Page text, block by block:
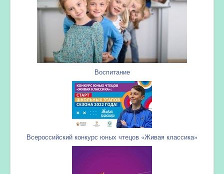
Воспитание
Всероссийский конкурс юных чтецов «Живая классика»